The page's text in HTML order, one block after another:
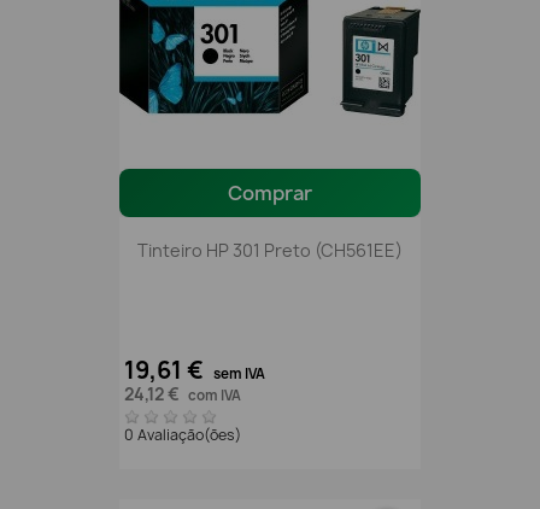
Comprar
Tinteiro HP 301 Preto (CH561EE)
19,61 € sem IVA
24,12 € com IVA
0 Avaliação(ões)